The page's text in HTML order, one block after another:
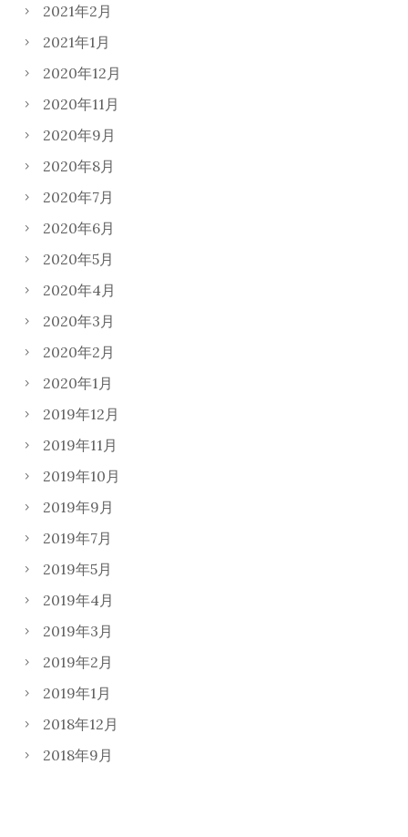
2021年2月
2021年1月
2020年12月
2020年11月
2020年9月
2020年8月
2020年7月
2020年6月
2020年5月
2020年4月
2020年3月
2020年2月
2020年1月
2019年12月
2019年11月
2019年10月
2019年9月
2019年7月
2019年5月
2019年4月
2019年3月
2019年2月
2019年1月
2018年12月
2018年9月